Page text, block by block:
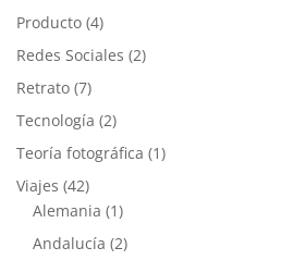
Producto (4)
Redes Sociales (2)
Retrato (7)
Tecnología (2)
Teoría fotográfica (1)
Viajes (42)
Alemania (1)
Andalucía (2)